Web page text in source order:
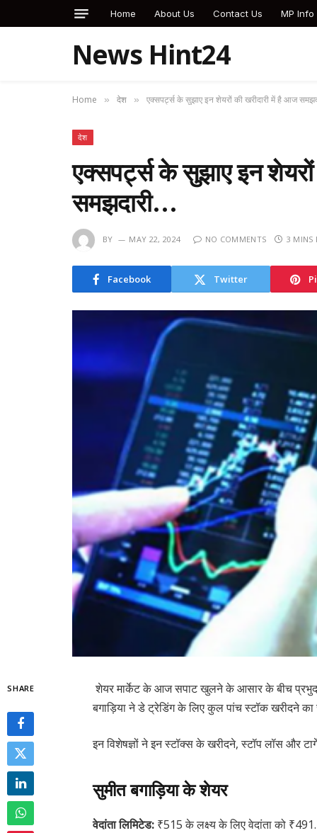
Home About Us Contact Us MP Info
News Hint24
Home » देश » एक्सपर्ट्स के सुझाए इन शेयरों की खरीदारी में है आज
देश
एक्सपर्ट्स के सुझाए इन
समझदारी…
BY MAY 22, 2024 NO COMMENTS 3 MINS
Facebook Twitter
SHARE
शेयर मार्केट के आज सपाट खुलने के आसार के बीच
बगाड़िया ने डे ट्रेडिंग के लिए कुल पांच स्टॉक खरीदने का
इन विशेषज्ञों ने इन स्टॉक्स के खरीदने, स्टॉप लॉस और
सुमीत बगाड़िया के शेयर
वेदांता लिमिटेड: ₹515 के लक्ष्य के लिए वेदांता को